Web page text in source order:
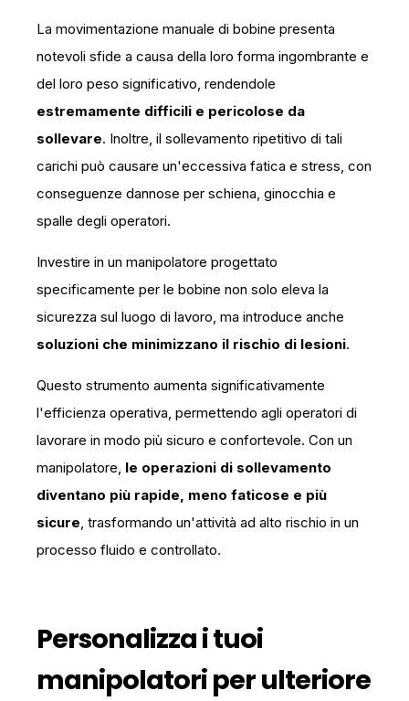
La movimentazione manuale di bobine presenta
notevoli sfide a causa della loro forma ingombrante e
del loro peso significativo, rendendole
estremamente difficili e pericolose da
sollevare. Inoltre, il sollevamento ripetitivo di tali
carichi può causare un'eccessiva fatica e stress, con
conseguenze dannose per schiena, ginocchia e
spalle degli operatori.
Investire in un manipolatore progettato
specificamente per le bobine non solo eleva la
sicurezza sul luogo di lavoro, ma introduce anche
soluzioni che minimizzano il rischio di lesioni.
Questo strumento aumenta significativamente
l'efficienza operativa, permettendo agli operatori di
lavorare in modo più sicuro e confortevole. Con un
manipolatore, le operazioni di sollevamento
diventano più rapide, meno faticose e più
sicure, trasformando un'attività ad alto rischio in un
processo fluido e controllato.
Personalizza i tuoi
manipolatori per ulteriore